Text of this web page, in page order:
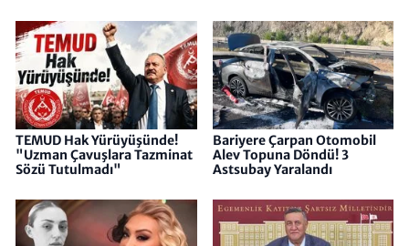
TEMUD Hak Yürüyüşünde!
"Uzman Çavuşlara Tazminat
Sözü Tutulmadı"
Bariyere Çarpan Otomobil
Alev Topuna Döndü! 3
Astsubay Yaralandı